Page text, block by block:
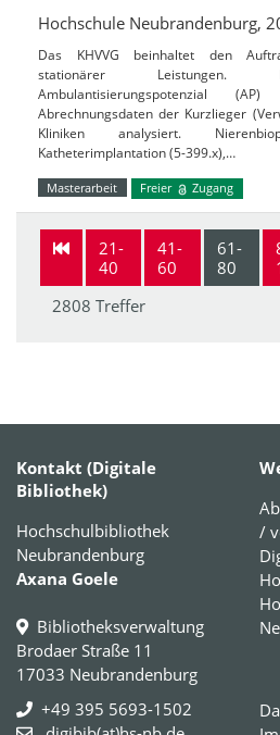
Hochschule Neubrandenburg,
Das KHVVG beinhaltet den
stationärer Leistungen.
Ambulantisierungspotenzial
Abrechnungsdaten der Kurzlieger
Kliniken analysiert.
Katheterimplantation (5-399.x),…
Masterarbeit Freier Zugang
21-
40
41-
60
61-
80
2808 Treffer
Kontakt (Digitale
Bibliothek)
Hochschulbibliothek
Neubrandenburg
Axana Goele
Bibliotheksverwaltung
Brodaer Straße 11
17033 Neubrandenburg
+49 395 5693-1502
/